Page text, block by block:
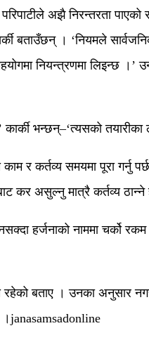
अझै निरन्तरता पाएको
। ‘नियमले
नियन्त्रणमा लिइन्छ
भन्छन्–‘त्यसको
र कर्तव्य समयमा पूरा
कर असुल्नु मात्रै कर्तव्य
हर्जनाको नाममा चर्को
बताए । उनका अनुसार
।janasamsadonline